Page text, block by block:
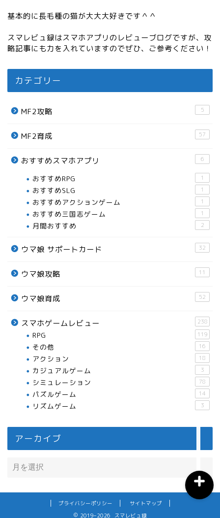
基本的に長毛種の猫が大大大好きです＾＾
スマレビュ録はスマホアプリのレビューブログですが、攻
略記事にも力を入れていますのでぜひ、ご参考ください！
カテゴリー
MF2攻略 5
MF2育成 57
おすすめスマホアプリ 6
おすすめRPG 1
おすすめSLG 1
おすすめアクションゲーム 1
おすすめ三国志ゲーム 1
月間おすすめ 2
ウマ娘 サポートカード 32
ウマ娘攻略 11
ウマ娘育成 52
スマホゲームレビュー 238
RPG 119
その他 16
アクション 18
カジュアルゲーム 3
シミュレーション 78
パズルゲーム 14
リズムゲーム 3
アーカイブ
プライバシーポリシー
サイトマップ
2019–2026 スマレビュ録
ウマ娘攻略